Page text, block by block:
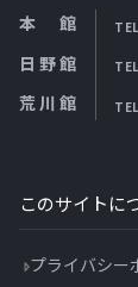
本館 TEL
日野館 TEL
荒川館 TEL
このサイトに
プライバシー